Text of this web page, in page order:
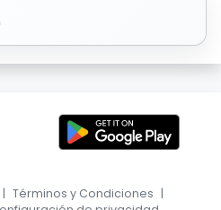
| Términos y Condiciones |